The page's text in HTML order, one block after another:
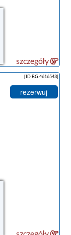
szczegóły
[ID BG.4616543]
rezerwuj